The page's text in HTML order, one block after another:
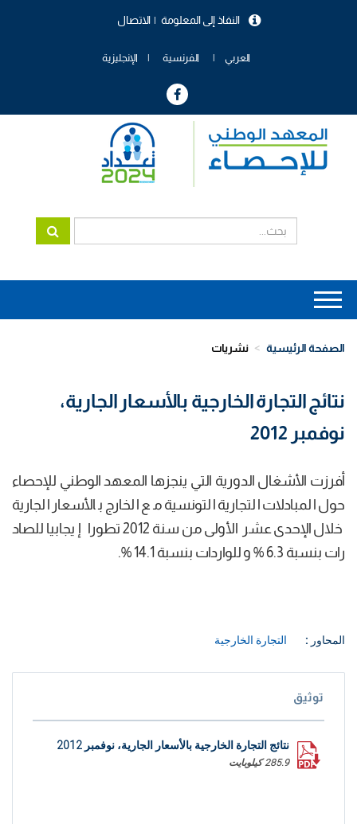
الاتصال النفاذ إلى المعلومة
العربي الفرنسية الإنجليزية
Main
navigation
الصفحة الرئيسية نشريات
نتائج التجارة الخارجية بالأسعار الجارية،
نوفمبر 2012
أفرزت الأشغال الدورية التي ينجزها المعهد الوطني للإحصاء
حول المبادلات التجارية التونسية مع الخارج بالأسعار الجارية
خلال الإحدى عشر الأولى من سنة 2012 تطورا إ يجابيا للصاد
رات بنسبة 6.3 % و للواردات بنسبة 14.1 %.
المحاور : التجارة الخارجية
توثيق
نتائج التجارة الخارجية بالأسعار الجارية، نوفمبر 2012
285.9 كيلوبايت